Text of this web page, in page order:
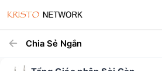
Chia Sẻ Ngắn